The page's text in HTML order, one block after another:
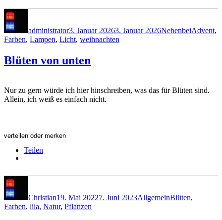
administrator3. Januar 20263. Januar 2026NebenbeiAdvent,
Farben, Lampen, Licht, weihnachten
Blüten von unten
Nur zu gern würde ich hier hinschreiben, was das für Blüten sind.
Allein, ich weiß es einfach nicht.
verteilen oder merken
Teilen
Christian19. Mai 20227. Juni 2023AllgemeinBlüten,
Farben, lila, Natur, Pflanzen